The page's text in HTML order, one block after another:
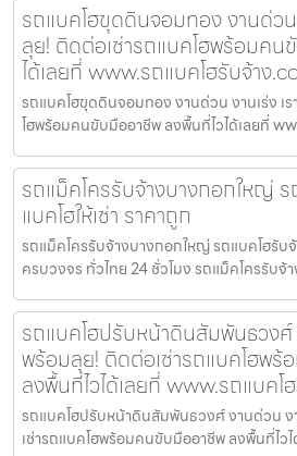
รถแบคโฮขุดดินจอมทอง งานด่วน
ลุย! ติดต่อเช่ารถแบคโฮพร้อมคน
ได้เลยที่ www.รถแบคโฮรับจ้าง
รถแบคโฮขุดดินจอมทอง งานด่วน งานเร่ง เ
โฮพร้อมคนขับมืออาชีพ ลงพื้นที่ไวได้เลยที่
รถแม็คโครรับจ้างบางกอกใหญ่ ร
แบคโฮให้เช่า ราคาถูก
รถแม็คโครรับจ้างบางกอกใหญ่ รถแบคโฮรับจ้
ครบวงจร ทั่วไทย 24 ชั่วโมง รถแม็คโครรับจ้
รถแบคโฮปรับหน้าดินสัมพันธวงศ์
พร้อมลุย! ติดต่อเช่ารถแบคโฮพ
ลงพื้นที่ไวได้เลยที่ www.รถแบคโ
รถแบคโฮปรับหน้าดินสัมพันธวงศ์ งานด่วน ง
เช่ารถแบคโฮพร้อมคนขับมืออาชีพ ลงพื้นที่ไว